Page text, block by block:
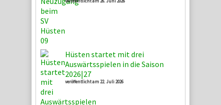
Hüsten startet mit drei
Auswärtsspielen in die Saison
2026|27
veröffentlicht am 22. Juli 2026